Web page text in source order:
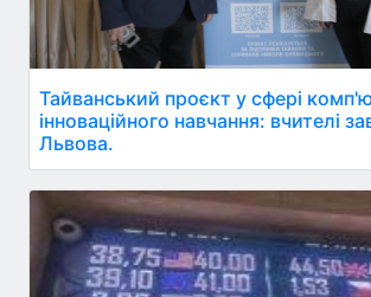
Тайванський проєкт у сфері
інноваційного навчання: вчителі
Львова.